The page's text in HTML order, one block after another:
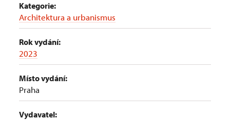
Kategorie:
Architektura a urbanismus
Rok vydání:
2023
Místo vydání:
Praha
Vydavatel: